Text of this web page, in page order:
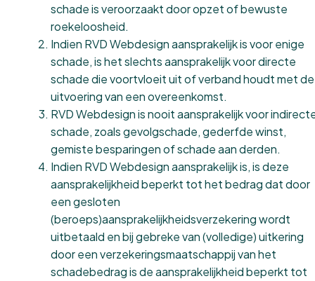
schade is veroorzaakt door opzet of bewuste
roekeloosheid.
Indien RVD Webdesign aansprakelijk is voor enige
schade, is het slechts aansprakelijk voor directe
schade die voortvloeit uit of verband houdt met de
uitvoering van een overeenkomst.
RVD Webdesign is nooit aansprakelijk voor
schade, zoals gevolgschade, gederfde winst,
gemiste besparingen of schade aan derden.
Indien RVD Webdesign aansprakelijk is, is deze
aansprakelijkheid beperkt tot het bedrag dat door
een gesloten
(beroeps)aansprakelijkheidsverzekering wordt
uitbetaald en bij gebreke van (volledige) uitkering
door een verzekeringsmaatschappij van het
schadebedrag is de aansprakelijkheid beperkt tot